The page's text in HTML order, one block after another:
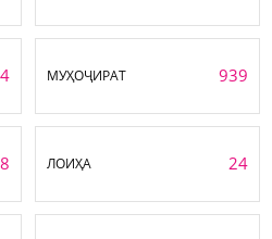
МУҲОҶИРАТ 939
ЛОИҲА 24